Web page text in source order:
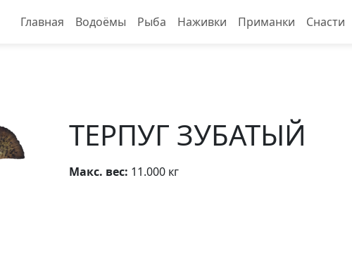
Главная Водоёмы Рыба Наживки Приманки Снасти
ТЕРПУГ ЗУБАТЫЙ
Макс. вес: 11.000 кг